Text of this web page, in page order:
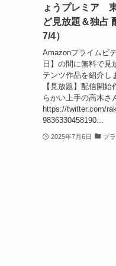
ょうプレミア
ど見放題＆独占
7/4）
Amazonプライムビ
日】の間に無料で見
テンツ作品を紹介し
【見放題】配信開
らかい上手の高木さ
https://twitter.com/
9836330458190...
2025年7月6日 プ